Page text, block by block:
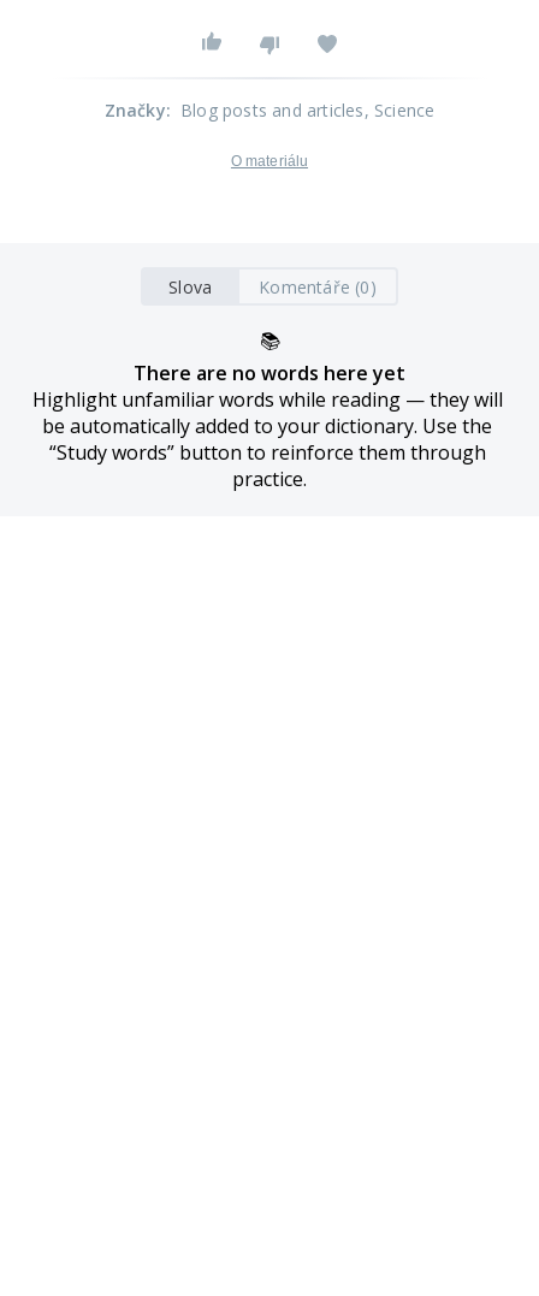
Značky: Blog posts and articles, Science
O materiálu
Slova Komentáře (0)
📚
There are no words here yet
Highlight unfamiliar words while reading — they will
be automatically added to your dictionary. Use the
“Study words” button to reinforce them through
practice.